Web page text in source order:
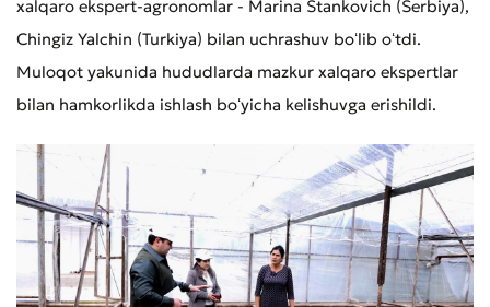
Murojaat qoldirish
xalqaro ekspert-agronomlar - Marina Stankovich (Serbiya),
Chingiz Yalchin (Turkiya) bilan uchrashuv boʻlib oʻtdi.
Muloqot yakunida hududlarda mazkur xalqaro ekspertlar
bilan hamkorlikda ishlash boʻyicha kelishuvga erishildi.